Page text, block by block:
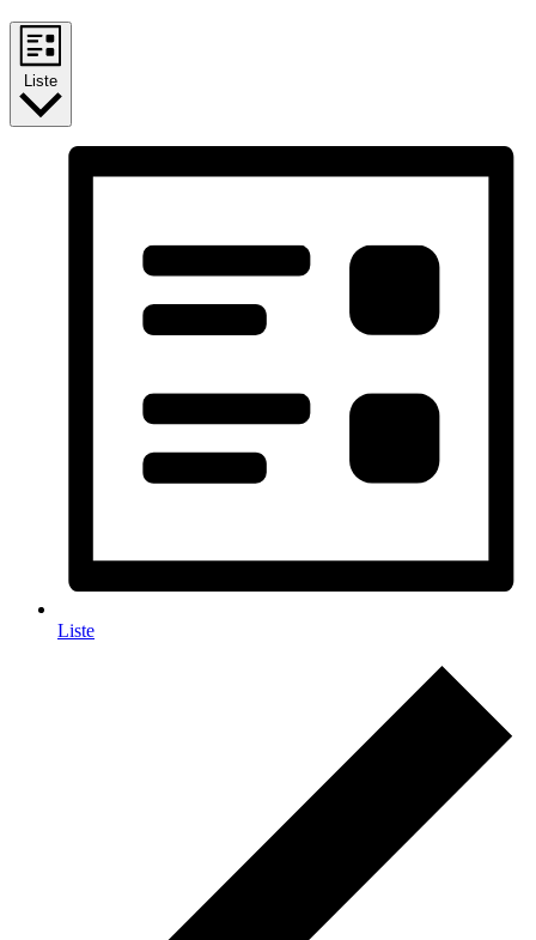
Liste
Liste